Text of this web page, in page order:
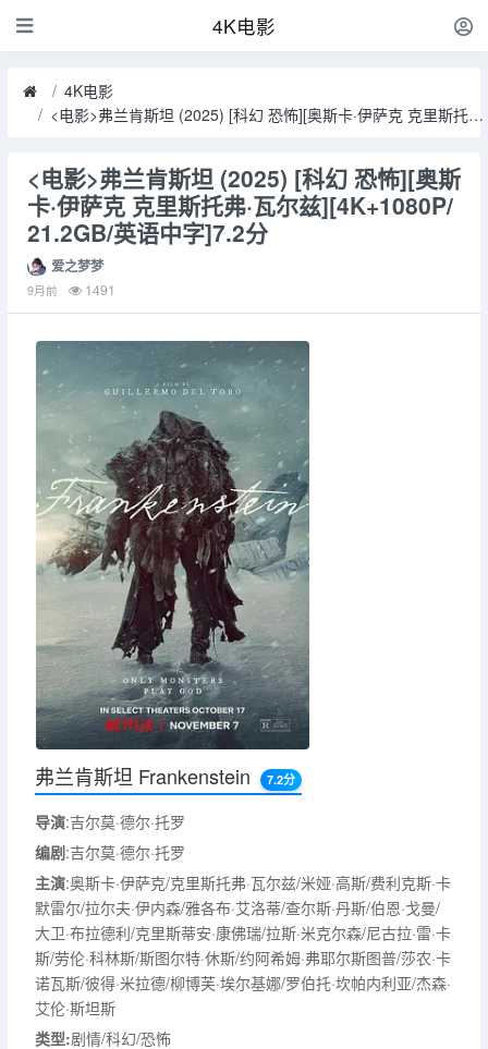
4K电影
4K电影
<电影>弗兰肯斯坦 (2025) [科幻 恐怖][奥斯卡·伊萨克 克里斯托弗·瓦尔兹][4K+1080P/21.2GB/英语中字]7.2分
<电影>弗兰肯斯坦 (2025) [科幻 恐怖][奥斯
卡·伊萨克 克里斯托弗·瓦尔兹][4K+1080P/
21.2GB/英语中字]7.2分
爱之梦梦
9月前 1491
弗兰肯斯坦 Frankenstein 7.2分
导演:吉尔莫·德尔·托罗
编剧:吉尔莫·德尔·托罗
主演:奥斯卡·伊萨克/克里斯托弗·瓦尔兹/米娅·高斯/费利克斯·卡
默雷尔/拉尔夫·伊内森/雅各布·艾洛蒂/查尔斯·丹斯/伯恩·戈曼/
大卫·布拉德利/克里斯蒂安·康佛瑞/拉斯·米克尔森/尼古拉·雷·卡
斯/劳伦·科林斯/斯图尔特·休斯/约阿希姆·弗耶尔斯图普/莎农·卡
诺瓦斯/彼得·米拉德/柳博芙·埃尔基娜/罗伯托·坎帕内利亚/杰森·
艾伦·斯坦斯
类型:剧情/科幻/恐怖